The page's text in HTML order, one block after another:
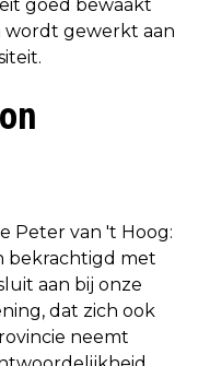
goed bewaakt
wordt gewerkt aan
Peter van 't Hoog:
bekrachtigd met
aan bij onze
dat zich ook
neemt